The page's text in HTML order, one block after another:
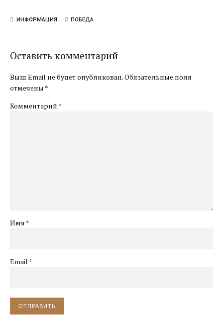
ИНФОРМАЦИЯ ПОБЕДА
Оставить комментарий
Выш Email не будет опубликован. Обязательные поля
отмечены *
Комментарий *
Имя *
Email *
ОТПРАВИТЬ